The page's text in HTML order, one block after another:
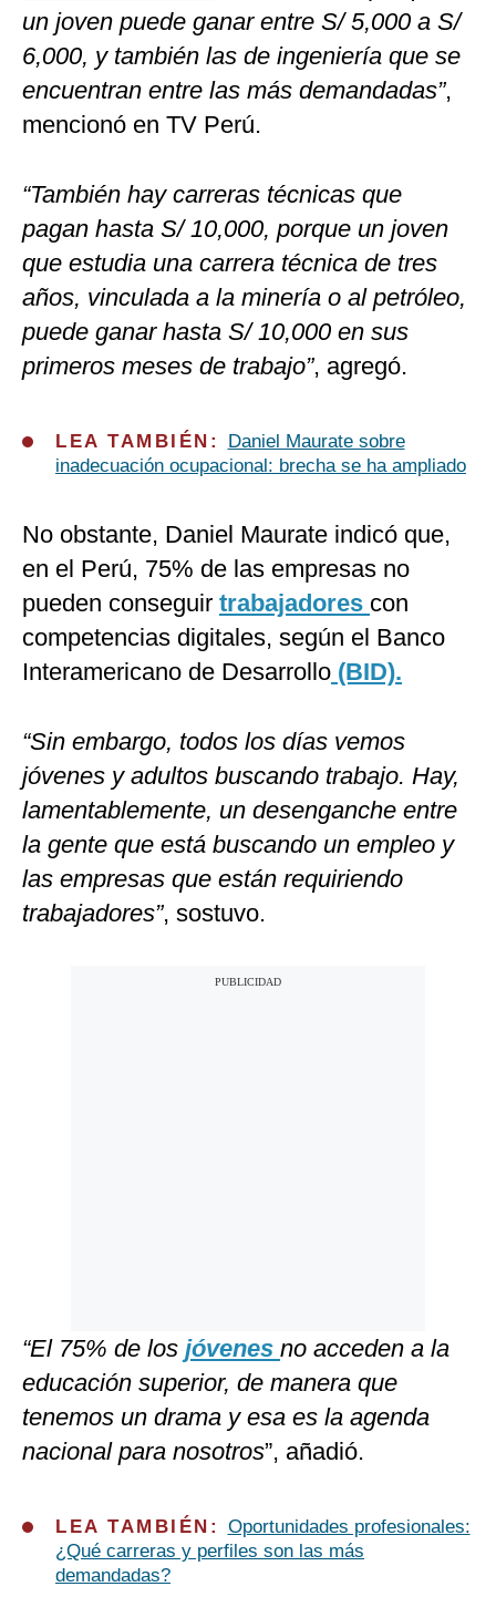
un joven puede ganar entre S/ 5,000 a S/
6,000, y también las de ingeniería que se
encuentran entre las más demandadas”,
mencionó en TV Perú.
“También hay carreras técnicas que
pagan hasta S/ 10,000, porque un joven
que estudia una carrera técnica de tres
años, vinculada a la minería o al petróleo,
puede ganar hasta S/ 10,000 en sus
primeros meses de trabajo”, agregó.
LEA TAMBIÉN:
Daniel Maurate sobre
inadecuación ocupacional: brecha se ha ampliado
No obstante, Daniel Maurate indicó que,
en el Perú, 75% de las empresas no
pueden conseguir trabajadores con
competencias digitales, según el Banco
Interamericano de Desarrollo (BID).
“Sin embargo, todos los días vemos
jóvenes y adultos buscando trabajo. Hay,
lamentablemente, un desenganche entre
la gente que está buscando un empleo y
las empresas que están requiriendo
trabajadores”, sostuvo.
“El 75% de los jóvenes no acceden a la
educación superior, de manera que
tenemos un drama y esa es la agenda
nacional para nosotros”, añadió.
LEA TAMBIÉN: Oportunidades profesionales:
¿Qué carreras y perfiles son las más
demandadas?